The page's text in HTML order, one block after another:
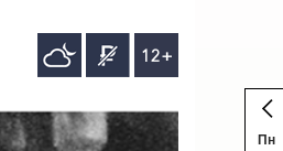
12+
Пн